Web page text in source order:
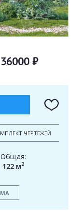
36000 ₽
ЧЕРТЕЖЕЙ
Общая:
122 м2
данных
данных
PolicyandTerms of Service